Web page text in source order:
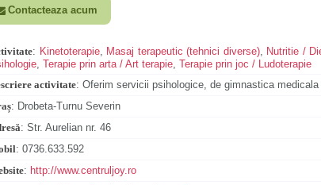
Contacteaza acum
: Kinetoterapie, Masaj terapeutic (tehnici diverse), Nutritie /
, Terapie prin arta / Art terapie, Terapie prin joc / Ludoterapie
activitate: Oferim servicii psihologice, de gimnastica
: Drobeta-Turnu Severin
: Str. Aurelian nr. 46
: 0736.633.592
: http://www.centruljoy.ro